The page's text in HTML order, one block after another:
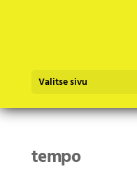
Valitse sivu
tempo